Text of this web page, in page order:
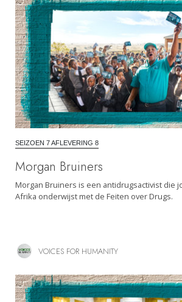
SEIZOEN 7 AFLEVERING 8
Morgan Bruiners
Morgan Bruiners is een antidrugsactivist die
Afrika onderwijst met de Feiten over Drugs.
VOICES FOR HUMANITY